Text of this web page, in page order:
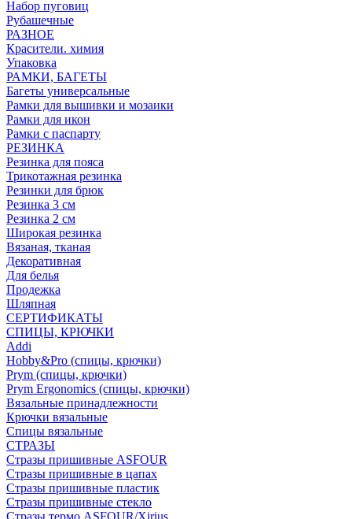
Набор пуговиц
Рубашечные
РАЗНОЕ
Красители. химия
Упаковка
РАМКИ, БАГЕТЫ
Багеты универсальные
Рамки для вышивки и мозаики
Рамки для икон
Рамки с паспарту
РЕЗИНКА
Резинка для пояса
Трикотажная резинка
Резинки для брюк
Резинка 3 см
Резинка 2 см
Широкая резинка
Вязаная, тканая
Декоративная
Для белья
Продежка
Шляпная
СЕРТИФИКАТЫ
СПИЦЫ, КРЮЧКИ
Addi
Hobby&Pro (спицы, крючки)
Prym (спицы, крючки)
Prym Ergonomics (спицы, крючки)
Вязальные принадлежности
Крючки вязальные
Спицы вязальные
СТРАЗЫ
Стразы пришивные ASFOUR
Стразы пришивные в цапах
Стразы пришивные пластик
Стразы пришивные стекло
Стразы термо ASFOUR/Xirius